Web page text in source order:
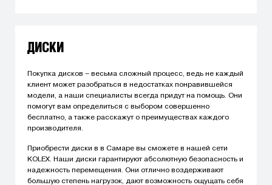
ДИСКИ
Покупка дисков – весьма сложный процесс, ведь не каждый
клиент может разобраться в недостатках понравившейся
модели, а наши специалисты всегда придут на помощь. Они
помогут вам определиться с выбором совершенно
бесплатно, а также расскажут о преимуществах каждого
производителя.
Приобрести диски в в Самаре вы сможете в нашей сети
KOLEX. Наши диски гарантируют абсолютную безопасность и
надежность перемещения. Они отлично воздерживают
большую степень нагрузок, дают возможность ощущать себя